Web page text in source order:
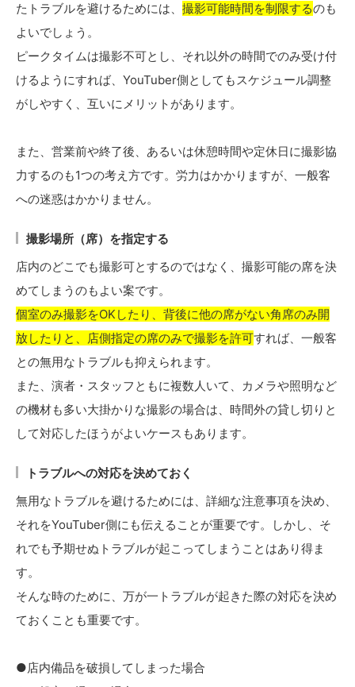
たトラブルを避けるためには、 撮影可能時間を制限するのも
よいでしょう。
ピークタイムは撮影不可とし、それ以外の時間でのみ受け付
けるようにすれば、YouTuber側としてもスケジュール調整
がしやすく、互いにメリットがあります。
また、営業前や終了後、あるいは休憩時間や定休日に撮影協
力するのも1つの考え方です。労力はかかりますが、一般客
への迷惑はかかりません。
撮影場所（席）を指定する
店内のどこでも撮影可とするのではなく、撮影可能の席を決
めてしまうのもよい案です。
個室のみ撮影をOKしたり、背後に他の席がない角席のみ開
放したりと、店側指定の席のみで撮影を許可すれば、一般客
との無用なトラブルも抑えられます。
また、演者・スタッフともに複数人いて、カメラや照明など
の機材も多い大掛かりな撮影の場合は、時間外の貸し切りと
して対応したほうがよいケースもあります。
トラブルへの対応を決めておく
無用なトラブルを避けるためには、詳細な注意事項を決め、
それをYouTuber側にも伝えることが重要です。しかし、そ
れでも予期せぬトラブルが起こってしまうことはあり得ま
す。
そんな時のために、万が一トラブルが起きた際の対応を決め
ておくことも重要です。
●店内備品を破損してしまった場合